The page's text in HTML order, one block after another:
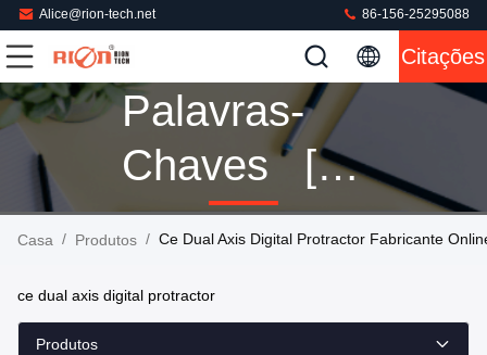
Alice@rion-tech.net 86-156-25295088
Citações
Palavras-
Chaves [
Ce Dual
Protractor ]
Casa / Produtos / Ce Dual Axis Digital Protractor Fabricante
ce dual axis digital protractor
Produtos